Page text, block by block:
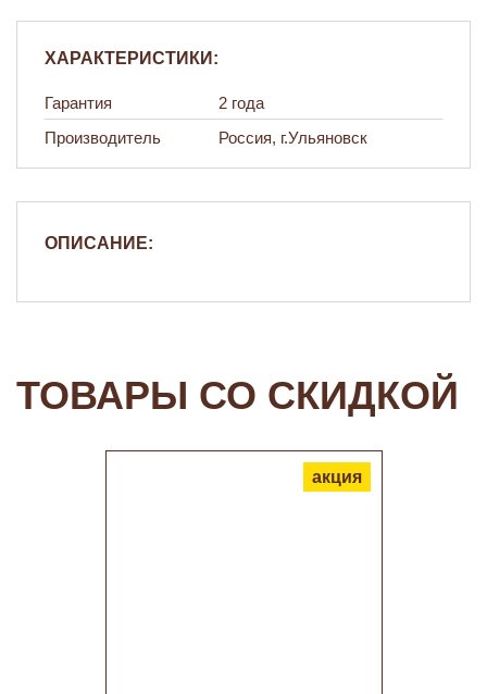
ХАРАКТЕРИСТИКИ:
Гарантия
2 года
Производитель
Россия, г.Ульяновск
ОПИСАНИЕ:
ТОВАРЫ СО СКИДКОЙ
акция